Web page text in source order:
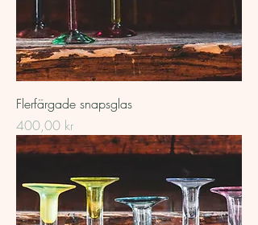
Flerfärgade snapsglas
Pris
400,00 kr